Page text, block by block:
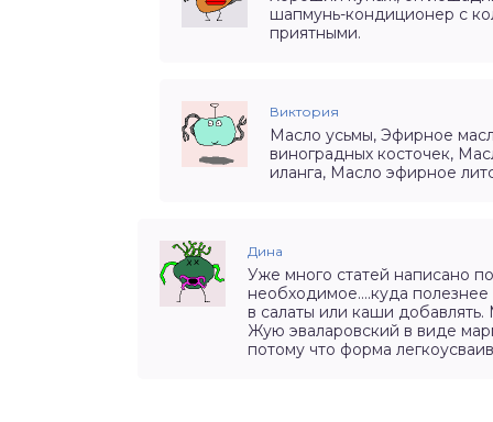
шапмунь-кондиционер с
приятными.
Виктория
Масло усьмы, Эфирное
виноградных косточек,
иланга, Масло эфирное
Дина
Уже много статей написано
необходимое….куда полезнее
в салаты или каши
Жую эваларовский в виде
потому что форма